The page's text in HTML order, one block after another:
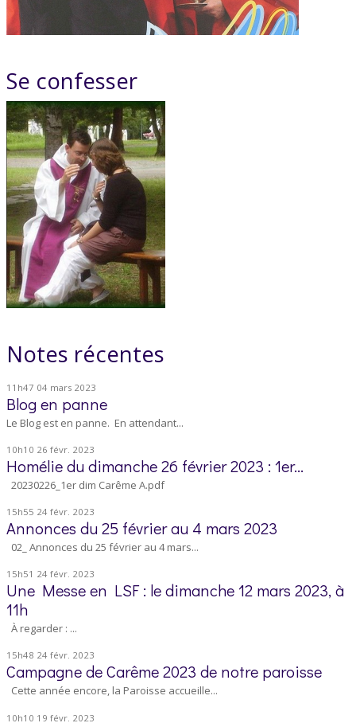
Se confesser
Notes récentes
11h47 04 mars 2023
Blog en panne
Le Blog est en panne. En attendant...
10h10 26 févr. 2023
Homélie du dimanche 26 février 2023 : 1er...
20230226_1er dim Carême A.pdf
15h55 24 févr. 2023
Annonces du 25 février au 4 mars 2023
02_ Annonces du 25 février au 4 mars...
15h51 24 févr. 2023
Une Messe en LSF : le dimanche 12 mars 2023, à
11h
À regarder : ...
15h48 24 févr. 2023
Campagne de Carême 2023 de notre paroisse
Cette année encore, la Paroisse accueille...
10h10 19 févr. 2023